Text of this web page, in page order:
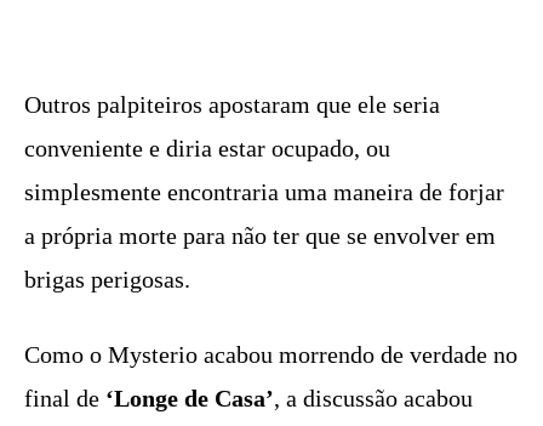
Outros palpiteiros apostaram que ele seria
conveniente e diria estar ocupado, ou
simplesmente encontraria uma maneira de forjar
a própria morte para não ter que se envolver em
brigas perigosas.
Como o Mysterio acabou morrendo de verdade no
final de ‘Longe de Casa’, a discussão acabou